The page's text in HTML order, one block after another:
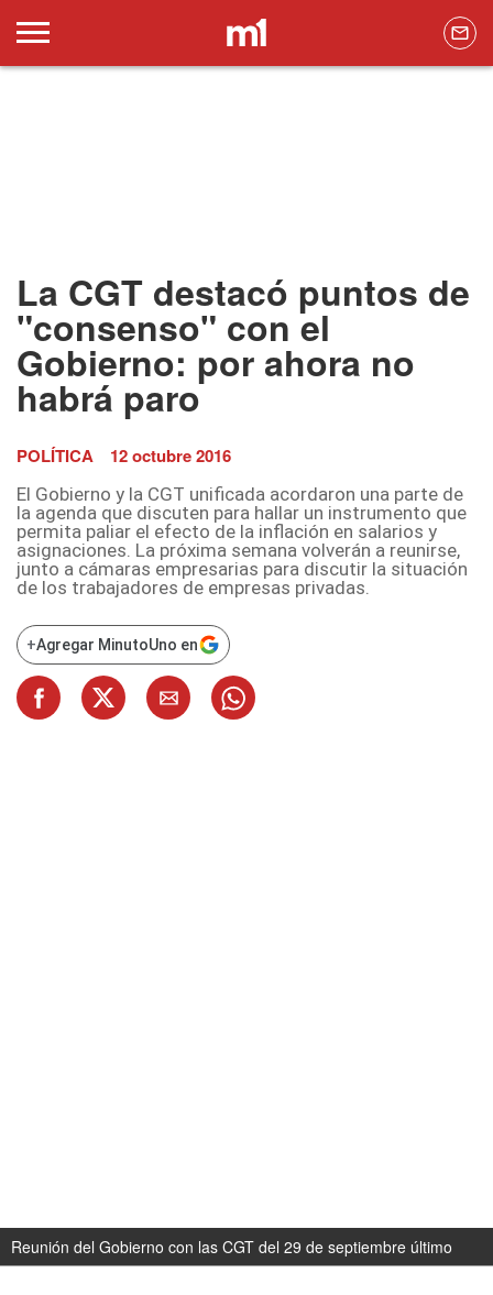
La CGT destacó puntos de
"consenso" con el
Gobierno: por ahora no
habrá paro
POLÍTICA 12 octubre 2016
El Gobierno y la CGT unificada acordaron una parte de
la agenda que discuten para hallar un instrumento que
permita paliar el efecto de la inflación en salarios y
asignaciones. La próxima semana volverán a reunirse,
junto a cámaras empresarias para discutir la situación
de los trabajadores de empresas privadas.
+Agregar MinutoUno en
Reunión del Gobierno con las CGT del 29 de septiembre último